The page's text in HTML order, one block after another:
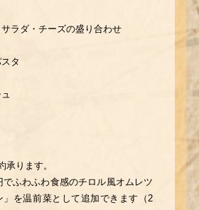
ラダ・チーズの盛り合わせ
タ
承ります。
でふわふわ食感のチロル風オムレツ
」を温前菜として追加できます（2